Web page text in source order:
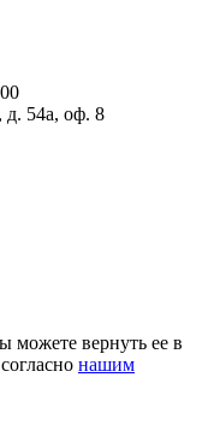
д. 54а, оф. 8
можете вернуть ее в
нашим